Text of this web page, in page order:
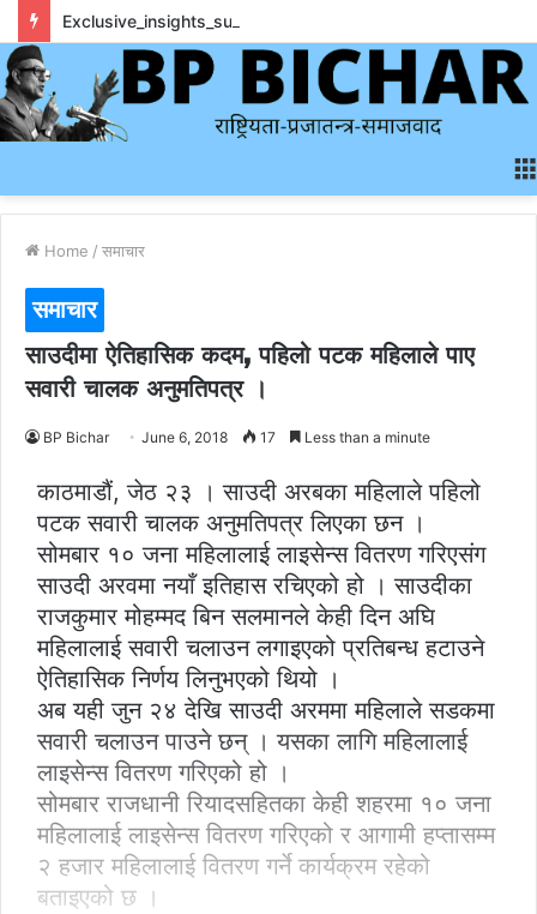
Home / समाचार
समाचार
साउदीमा ऐतिहासिक कदम, पहिलो पटक महिलाले पाए
सवारी चालक अनुमतिपत्र ।
BP Bichar June 6, 2018 17 Less than a minute
काठमाडौं, जेठ २३ । साउदी अरबका महिलाले पहिलो
पटक सवारी चालक अनुमतिपत्र लिएका छन ।
सोमबार १० जना महिलालाई लाइसेन्स वितरण गरिएसंग
साउदी अरवमा नयाँ इतिहास रचिएको हो । साउदीका
राजकुमार मोहम्मद बिन सलमानले केही दिन अघि
महिलालाई सवारी चलाउन लगाइएको प्रतिबन्ध हटाउने
ऐतिहासिक निर्णय लिनुभएको थियो ।
अब यही जुन २४ देखि साउदी अरममा महिलाले सडकमा
सवारी चलाउन पाउने छन् । यसका लागि महिलालाई
लाइसेन्स वितरण गरिएको हो ।
सोमबार राजधानी रियादसहितका केही शहरमा १० जना
महिलालाई लाइसेन्स वितरण गरिएको र आगामी हप्तासम्म
२ हजार महिलालाई वितरण गर्ने कार्यक्रम रहेको
बताइएको छ ।